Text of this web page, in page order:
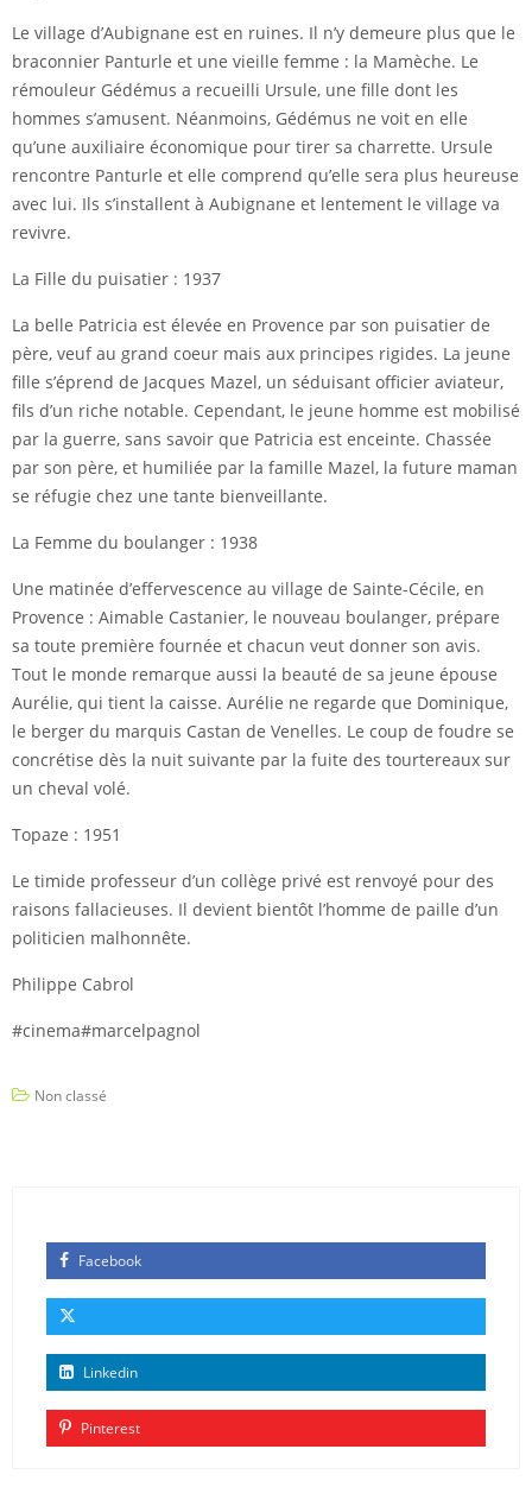
Le village d’Aubignane est en ruines. Il n’y demeure plus que le
braconnier Panturle et une vieille femme : la Mamèche. Le
rémouleur Gédémus a recueilli Ursule, une fille dont les
hommes s’amusent. Néanmoins, Gédémus ne voit en elle
qu’une auxiliaire économique pour tirer sa charrette. Ursule
rencontre Panturle et elle comprend qu’elle sera plus heureuse
avec lui. Ils s’installent à Aubignane et lentement le village va
revivre.
La Fille du puisatier : 1937
La belle Patricia est élevée en Provence par son puisatier de
père, veuf au grand coeur mais aux principes rigides. La jeune
fille s’éprend de Jacques Mazel, un séduisant officier aviateur,
fils d’un riche notable. Cependant, le jeune homme est mobilisé
par la guerre, sans savoir que Patricia est enceinte. Chassée
par son père, et humiliée par la famille Mazel, la future maman
se réfugie chez une tante bienveillante.
La Femme du boulanger : 1938
Une matinée d’effervescence au village de Sainte-Cécile, en
Provence : Aimable Castanier, le nouveau boulanger, prépare
sa toute première fournée et chacun veut donner son avis.
Tout le monde remarque aussi la beauté de sa jeune épouse
Aurélie, qui tient la caisse. Aurélie ne regarde que Dominique,
le berger du marquis Castan de Venelles. Le coup de foudre se
concrétise dès la nuit suivante par la fuite des tourtereaux sur
un cheval volé.
Topaze : 1951
Le timide professeur d’un collège privé est renvoyé pour des
raisons fallacieuses. Il devient bientôt l’homme de paille d’un
politicien malhonnête.
Philippe Cabrol
#cinema#marcelpagnol
Non classé
Facebook
Linkedin
Pinterest